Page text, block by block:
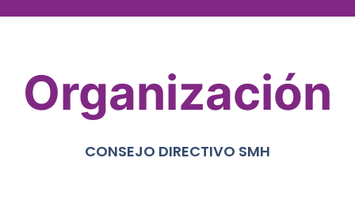
Organización
CONSEJO DIRECTIVO SMH